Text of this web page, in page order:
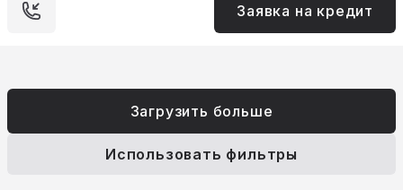
Заявка на кредит
Загрузить больше
Использовать фильтры